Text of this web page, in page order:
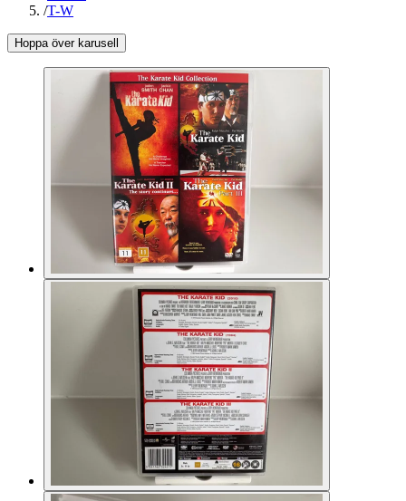
/T-W
Hoppa över karusell